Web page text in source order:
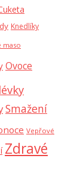
Knedlíky
maso
Ovoce
Smažení
Vepřové
Zdravé